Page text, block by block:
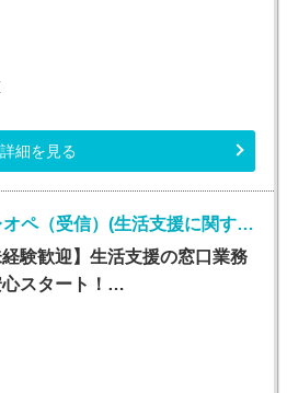
詳細を見る
コールセンター・テレオペ（受信）(生活支援に関する問合せ窓口/平日のみ)
経験歓迎】生活支援の窓口業務
心スタート！…